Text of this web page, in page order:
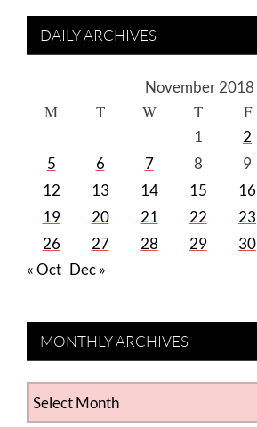
DAILY ARCHIVES
November 2018
M T W T F
1 2
5
6 7 8 9
12
13 14 15 16
19
20 21 22 23
26
27 28 29
30
« Oct Dec »
MONTHLY ARCHIVES
MONTHLY
ARCHIVES